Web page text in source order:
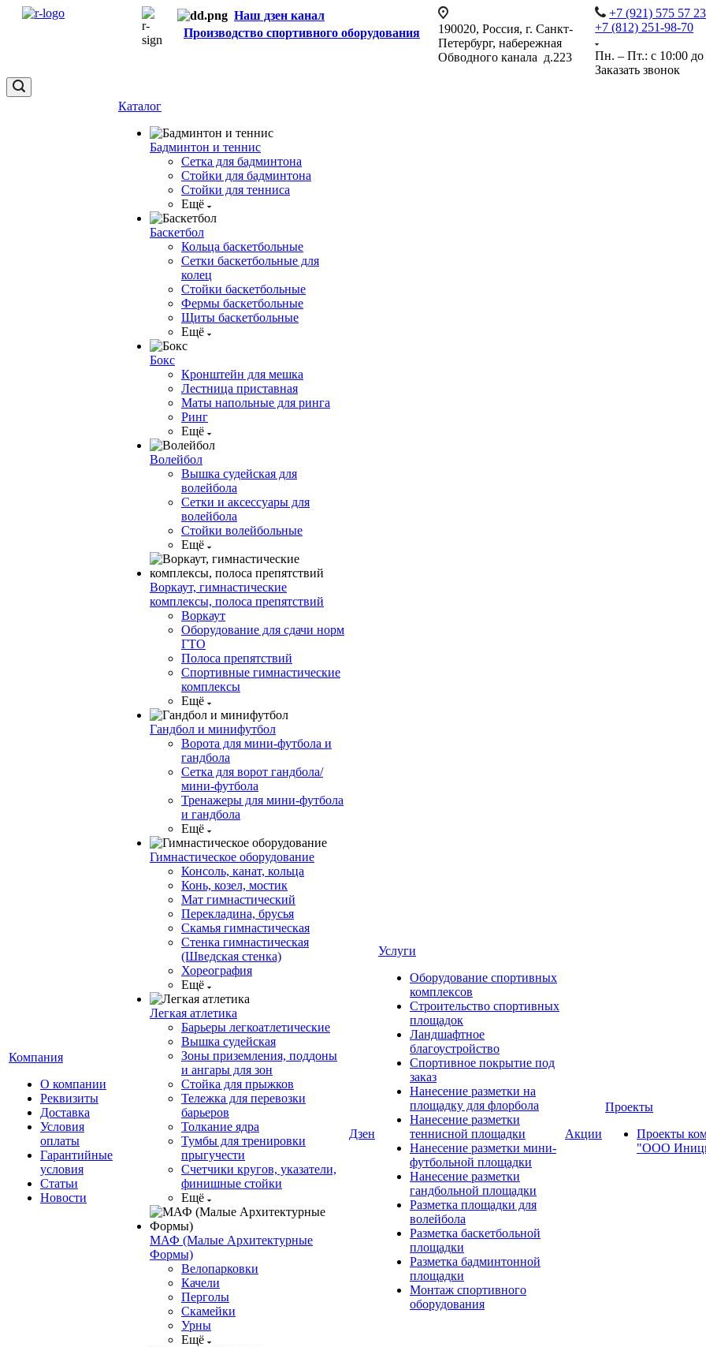
Наш дзен канал
Производство спортивного оборудования
190020, Россия, г. Санкт-
Петербург, набережная
Обводного канала д.223
+7 (921) 575 57 23
+7 (812) 251-98-70
Пн. – Пт.: с 10:00 до
Заказать звонок
Компания
О компании
Реквизиты
Доставка
Условия
оплаты
Гарантийные
условия
Статьи
Новости
Каталог
Бадминтон и теннис
Сетка для бадминтона
Стойки для бадминтона
Стойки для тенниса
Ещё
Баскетбол
Кольца баскетбольные
Сетки баскетбольные для
колец
Стойки баскетбольные
Фермы баскетбольные
Щиты баскетбольные
Ещё
Бокс
Кронштейн для мешка
Лестница приставная
Маты напольные для ринга
Ринг
Ещё
Волейбол
Вышка судейская для
волейбола
Сетки и аксессуары для
волейбола
Стойки волейбольные
Ещё
Воркаут, гимнастические
комплексы, полоса препятствий
Воркаут
Оборудование для сдачи норм
ГТО
Полоса препятствий
Спортивные гимнастические
комплексы
Ещё
Гандбол и минифутбол
Ворота для мини-футбола и
гандбола
Сетка для ворот гандбола/
мини-футбола
Тренажеры для мини-футбола
и гандбола
Ещё
Гимнастическое оборудование
Консоль, канат, кольца
Конь, козел, мостик
Мат гимнастический
Перекладина, брусья
Скамья гимнастическая
Стенка гимнастическая
(Шведская стенка)
Хореография
Ещё
Легкая атлетика
Барьеры легкоатлетические
Вышка судейская
Зоны приземления, поддоны
и ангары для зон
Стойка для прыжков
Тележка для перевозки
барьеров
Толкание ядра
Тумбы для тренировки
прыгучести
Счетчики кругов, указатели,
финишные стойки
Ещё
МАФ (Малые Архитектурные
Формы)
Велопарковки
Качели
Перголы
Скамейки
Урны
Ещё
Дзен
Услуги
Оборудование спортивных
комплексов
Строительство спортивных
площадок
Ландшафтное
благоустройство
Спортивное покрытие под
заказ
Нанесение разметки на
площадку для флорбола
Нанесение разметки
теннисной площадки
Нанесение разметки мини-
футбольной площадки
Нанесение разметки
гандбольной площадки
Разметка площадки для
волейбола
Разметка баскетбольной
площадки
Разметка бадминтонной
площадки
Монтаж спортивного
оборудования
Акции
Проекты
Проекты
"ООО